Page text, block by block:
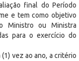
final do Período
e tem como objetivo
Ministro ou Ministra
para o exercício do
vez ao ano, a critério